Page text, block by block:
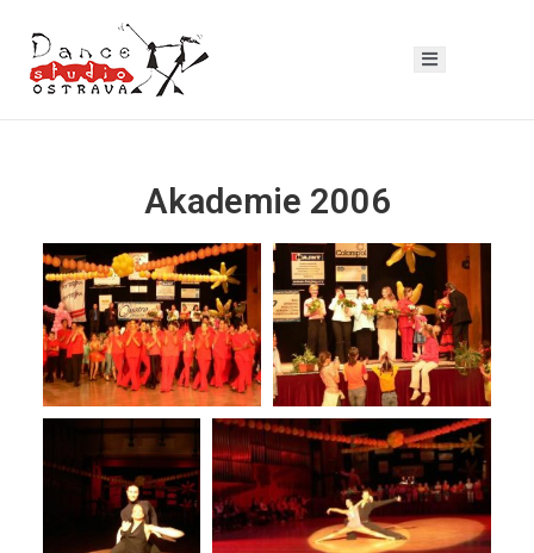
Akademie 2006